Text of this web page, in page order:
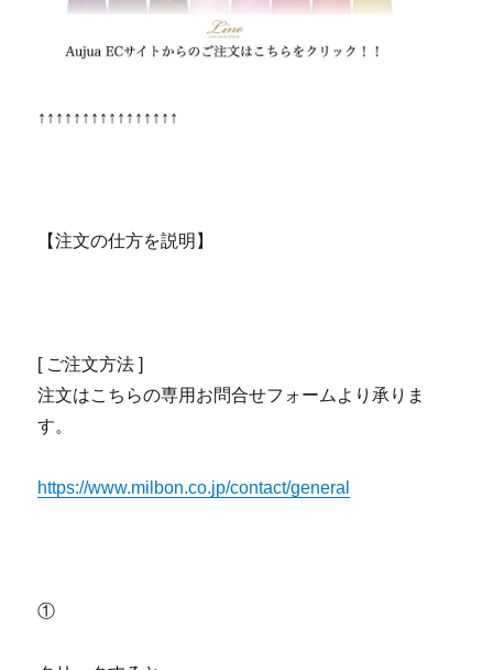
↑↑↑↑↑↑↑↑↑↑↑↑↑↑↑↑
【注文の仕方を説明】
[ ご注文方法 ]
注文はこちらの専用お問合せフォームより承りま
す。
https://www.milbon.co.jp/contact/general
①